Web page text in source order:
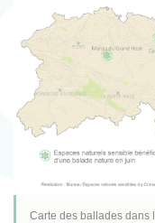
Carte des ballades dans